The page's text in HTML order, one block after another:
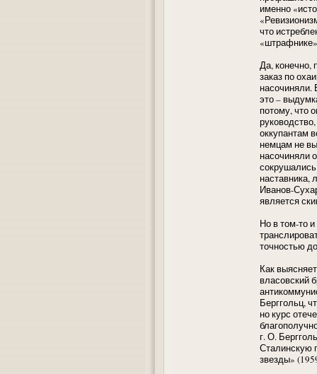
именно
что
Да, конечно,
заказ по
насочиняли.
это –
потому, что
оккупантам
немцам не
насочиняли
сокрушались
наставника,
Иванов-
является
Но в том-то
точностью
Как
власовский
Берггольц,
но курс
г. О.
Сталинскую
звезды»